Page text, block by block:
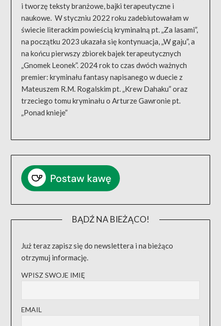
i tworzę teksty branżowe, bajki terapeutyczne i
naukowe. W styczniu 2022 roku zadebiutowałam w
świecie literackim powieścią kryminalną pt. „Za lasami”,
na początku 2023 ukazała się kontynuacja, „W gaju”, a
na końcu pierwszy zbiorek bajek terapeutycznych
„Gnomek Leonek”. 2024 rok to czas dwóch ważnych
premier: kryminału fantasy napisanego w duecie z
Mateuszem R.M. Rogalskim pt. „Krew Dahaku” oraz
trzeciego tomu kryminału o Arturze Gawronie pt.
„Ponad knieje”
BĄDŹ NA BIEŻĄCO!
Już teraz zapisz się do newslettera i na bieżąco
otrzymuj informację.
WPISZ SWOJE IMIĘ
EMAIL